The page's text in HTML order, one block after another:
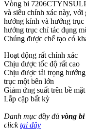
Vòng bi
và siêu chính xác này,
hướng kính và hướng
hướng trục chỉ tác dụng
Chúng được chế tạo có
Hoạt động rất chính xác
Chịu được tốc độ rất cao
Chịu được tải trọng
trục một bên lớn
Giảm ứng suất trên bề
Lắp cặp bất kỳ
Danh mục đầy đủ vòng
clicktại đây